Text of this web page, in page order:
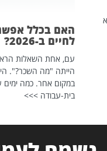
האם בכלל אפשר
לחיים ב-2026?
עם, אחת השאלות
הייתה "מה השכר?".
במקום אחר. כמה ימים
בית-עבודה >>>